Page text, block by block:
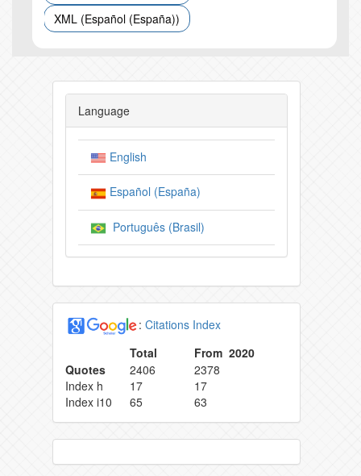
XML (Español (España))
Language
English
Español (España)
Português (Brasil)
: Citations Index
Total
From 2020
Quotes
2406
2378
Index h
17
17
Index i10
65 63